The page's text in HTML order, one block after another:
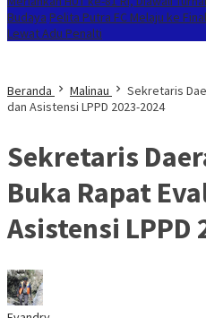
Budaya Pelita Putra FC Melaju ke
Lewat Adu Penalti
Beranda Malinau
Sekretaris
dan Asistensi LPPD 2023-2024
Sekretaris
Buka Rapat
Asistensi LPPD